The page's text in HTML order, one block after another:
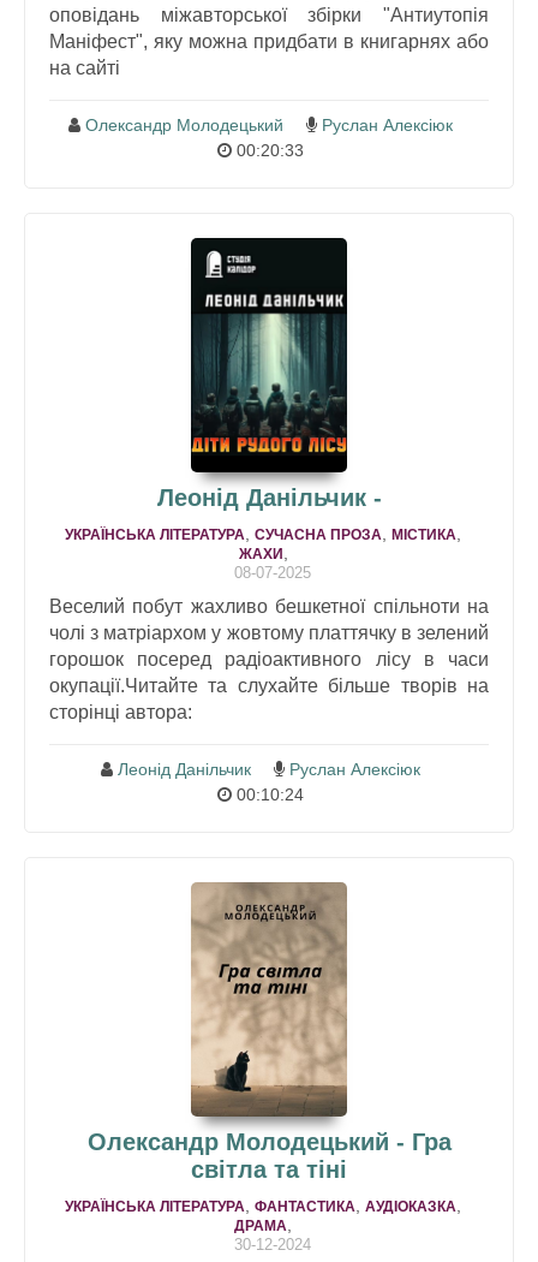
оповідань міжавторської збірки "Антиутопія
Маніфест", яку можна придбати в книгарнях або
на сайті
Олександр Молодецький
Руслан Алексіюк
00:20:33
Леонід Данільчик -
УКРАЇНСЬКА ЛІТЕРАТУРА СУЧАСНА ПРОЗА МІСТИКА
ЖАХИ
08-07-2025
Веселий побут жахливо бешкетної спільноти на
чолі з матріархом у жовтому платтячку в зелений
горошок посеред радіоактивного лісу в часи
окупації.Читайте та слухайте більше творів на
сторінці автора:
Леонід Данільчик
Руслан Алексіюк
00:10:24
Олександр Молодецький - Гра
світла та тіні
УКРАЇНСЬКА ЛІТЕРАТУРА ФАНТАСТИКА АУДІОКАЗКА
ДРАМA
30-12-2024